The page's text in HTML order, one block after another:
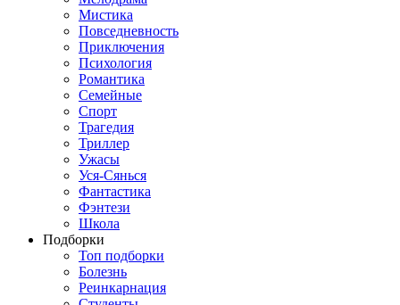
Мистика
Повседневность
Приключения
Психология
Романтика
Семейные
Спорт
Трагедия
Триллер
Ужасы
Уся-Сянься
Фантастика
Фэнтези
Школа
Подборки
Топ подборки
Болезнь
Реинкарнация